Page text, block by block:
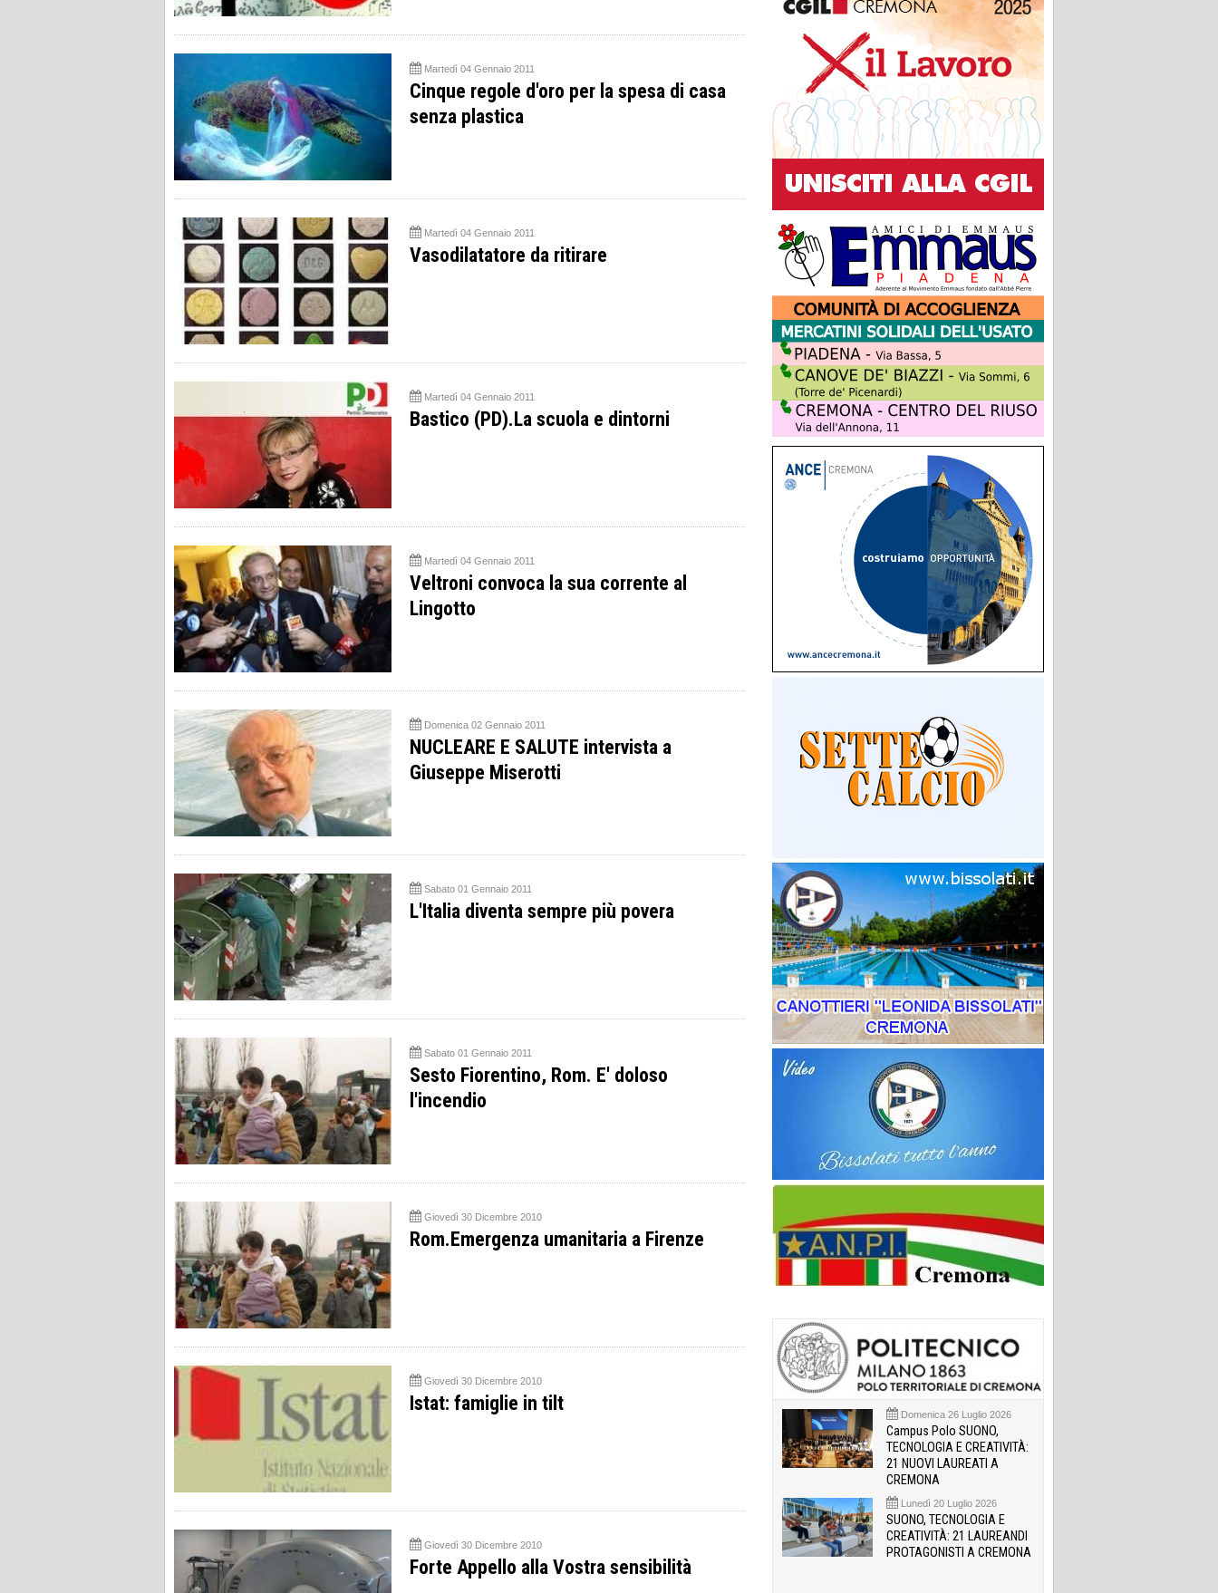
Martedì 04 Gennaio 2011
Cinque regole d'oro per la spesa di casa
senza plastica
Martedì 04 Gennaio 2011
Vasodilatatore da ritirare
Martedì 04 Gennaio 2011
Bastico (PD).La scuola e dintorni
Martedì 04 Gennaio 2011
Veltroni convoca la sua corrente al
Lingotto
Domenica 02 Gennaio 2011
NUCLEARE E SALUTE intervista a
Giuseppe Miserotti
Sabato 01 Gennaio 2011
L'Italia diventa sempre più povera
Sabato 01 Gennaio 2011
Sesto Fiorentino, Rom. E' doloso
l'incendio
Giovedì 30 Dicembre 2010
Rom.Emergenza umanitaria a Firenze
Giovedì 30 Dicembre 2010
Istat: famiglie in tilt
Giovedì 30 Dicembre 2010
Forte Appello alla Vostra sensibilità
Domenica 26 Luglio 2026
Campus Polo SUONO,
TECNOLOGIA E CREATIVITÀ:
21 NUOVI LAUREATI A
CREMONA
Lunedì 20 Luglio 2026
SUONO, TECNOLOGIA E
CREATIVITÀ: 21 LAUREANDI
PROTAGONISTI A CREMONA